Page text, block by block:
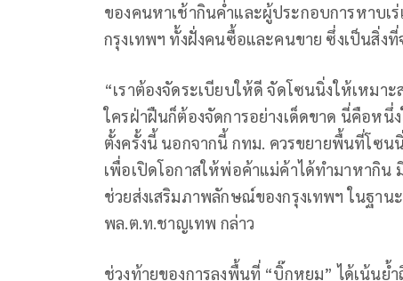
ของคนหาเช้ากินค่ำและผู้ประกอบการหาบเ
กรุงเทพฯ ทั้งฝั่งคนซื้อและคนขาย ซึ่งเป็นสิ่ง
“เราต้องจัดระเบียบให้ดี จัดโซนนิ่งให้เหมา
ใครฝ่าฝืนก็ต้องจัดการอย่างเด็ดขาด นี่คือหนึ่
ตั้งครั้งนี้ นอกจากนี้ กทม. ควรขยายพื้นที่โซน
เพื่อเปิดโอกาสให้พ่อค้าแม่ค้าได้ทำมาหากิ
ช่วยส่งเสริมภาพลักษณ์ของกรุงเทพฯ ในฐา
พล.ต.ท.ชาญเทพ กล่าว
ช่วงท้ายของการลงพื้นที่ “บิ๊กหยม” ได้เน้นย้